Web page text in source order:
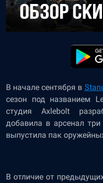
В начале сентября в
сезон под названием
студия Axlebolt
добавила в арсенал
выпустила пак
В отличие от